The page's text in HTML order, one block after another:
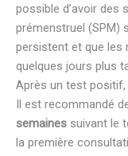
possible d’avoir des
prémenstruel (SPM)
persistent et que les
quelques jours plus
Après un test positif,
Il est recommandé
semaines suivant le
la première